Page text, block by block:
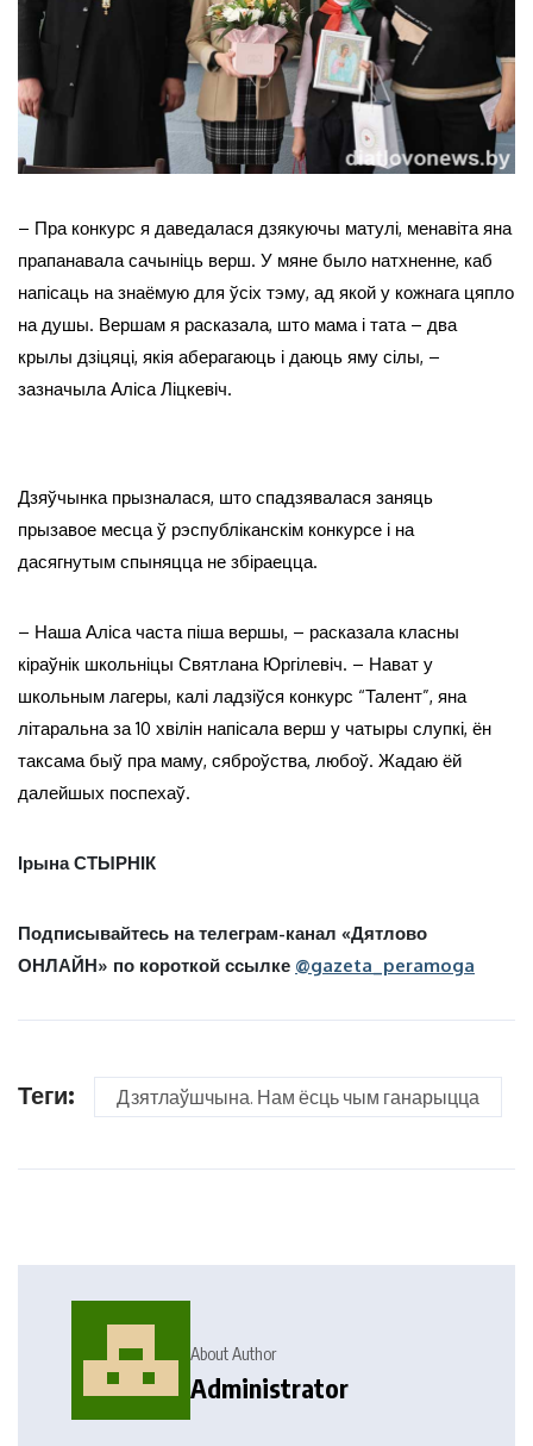
– Пра конкурс я даведалася дзякуючы матулі, менавіта яна
прапанавала сачыніць верш. У мяне было натхненне, каб
напісаць на знаёмую для ўсіх тэму, ад якой у кожнага цяпло
на душы. Вершам я расказала, што мама і тата – два
крылы дзіцяці, якія аберагаюць і даюць яму сілы, –
зазначыла Аліса Ліцкевіч.
Дзяўчынка прызналася, што спадзявалася заняць
прызавое месца ў рэспубліканскім конкурсе і на
дасягнутым спыняцца не збіраецца.
– Наша Аліса часта піша вершы, – расказала класны
кіраўнік школьніцы Святлана Юргілевіч. – Нават у
школьным лагеры, калі ладзіўся конкурс “Талент”, яна
літаральна за 10 хвілін напісала верш у чатыры слупкі, ён
таксама быў пра маму, сяброўства, любоў. Жадаю ёй
далейшых поспехаў.
Ірына СТЫРНІК
Подписывайтесь на телеграм-канал «Дятлово
ОНЛАЙН» по короткой ссылке @gazeta_peramoga
Теги: Дзятлаўшчына. Нам ёсць чым ганарыцца
About Author
Administrator